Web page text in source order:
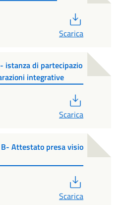
Scarica
istanza di partecipazio
integrative
Scarica
Attestato presa visio
Scarica